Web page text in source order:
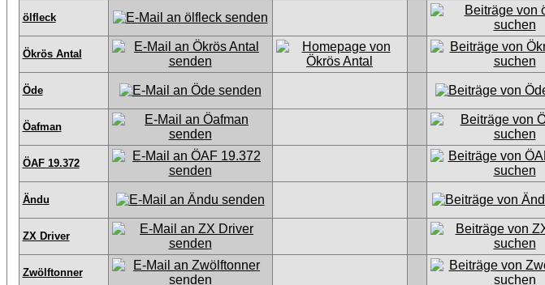
ölfleck
Ökrös Antal
Öde
Öafman
ÖAF 19.372
Ändu
ZX Driver
Zwölftonner